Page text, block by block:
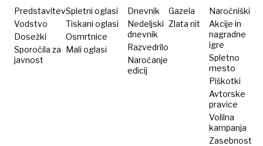
Predstavitev
Vodstvo
Dosežki
Sporočila za
javnost
Spletni oglasi
Tiskani oglasi
Osmrtnice
Mali oglasi
Dnevnik
Nedeljski
dnevnik
Razvedrilo
Naročanje
edicij
Gazela
Zlata nit
Naročniški
Akcije in
nagradne
igre
Spletno
mesto
Piškotki
Avtorske
pravice
Volilna
kampanja
Zasebnost